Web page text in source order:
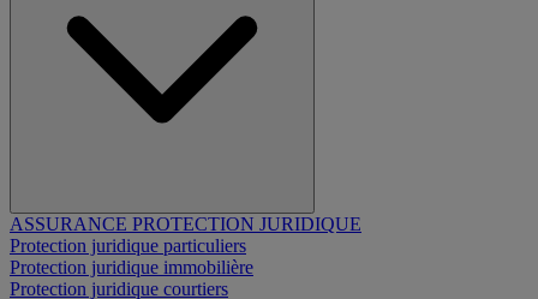
ASSURANCE PROTECTION JURIDIQUE
Protection juridique particuliers
Protection juridique immobilière
Protection juridique courtiers